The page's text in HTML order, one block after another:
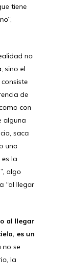
tiene
no
sino el
de
con
alguna
saca
una
la
algo
“al llegar
al llegar
es un
no se
la